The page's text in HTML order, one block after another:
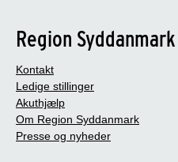
Region Syddanmark
Kontakt
Ledige stillinger
Akuthjælp
Om Region Syddanmark
Presse og nyheder